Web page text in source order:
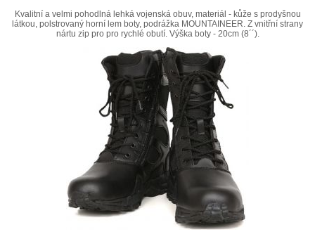
Kvalitní a velmi pohodlná lehká vojenská obuv, materiál - kůže s prodyšnou
látkou, polstrovaný horní lem boty, podrážka MOUNTAINEER. Z vnitřní strany
nártu zip pro pro rychlé obutí. Výška boty - 20cm (8´´).